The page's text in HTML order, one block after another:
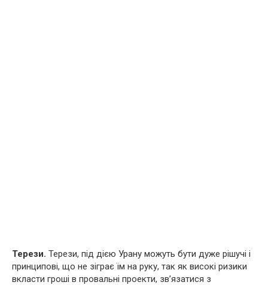
Терези. Терези, під дією Урану можуть бути дуже рішучі і
принципові, що не зіграє їм на руку, так як високі ризики
вкласти гроші в провальні проекти, зв’язатися з